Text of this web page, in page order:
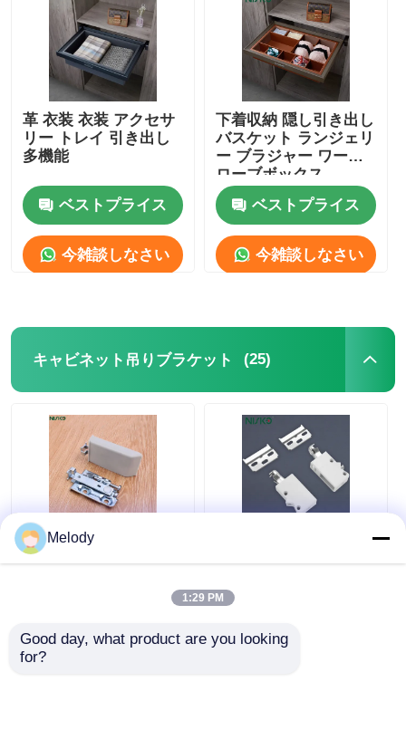
革 衣装 衣装 アクセサ
リー トレイ 引き出し
多機能
ベストプライス
今雑談しなさい
下着収納 隠し引き出し
バスケット ランジェリ
ー ブラジャー ワード
ローブボックス
ベストプライス
今雑談しなさい
キャビネット吊りブラケット (25)
鉄合金素材の頑丈なキ
ッチンキャビネット吊
ラケット キャビネット
Melody
1:29 PM
Good day, what product are you looking
for?